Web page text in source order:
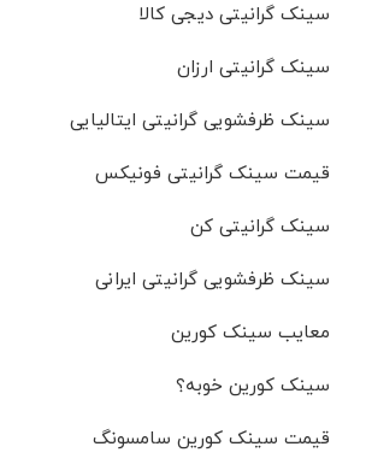
سینک گرانیتی دیجی کالا
سینک گرانیتی ارزان
سینک ظرفشویی گرانیتی ایتالیایی
قیمت سینک گرانیتی فونیکس
سینک گرانیتی کن
سینک ظرفشویی گرانیتی ایرانی
معایب سینک کورین
سینک کورین خوبه؟
قیمت سینک کورین سامسونگ